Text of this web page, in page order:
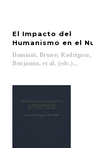
El Impacto del
Humanismo en el
Damiani, Bruno; Rodríguez,
Benjamin, et al. (eds.)...